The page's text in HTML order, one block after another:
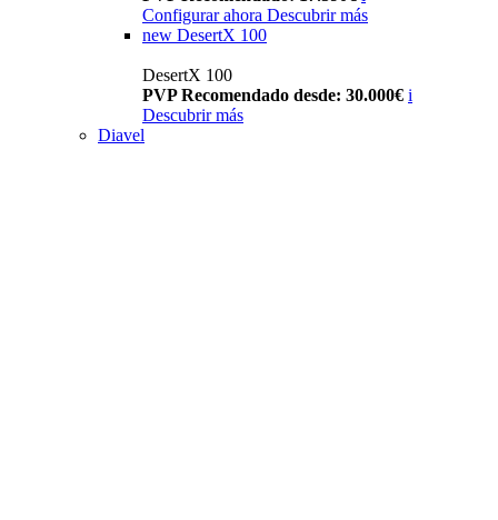
Configurar ahora Descubrir más
new DesertX 100
DesertX 100
PVP Recomendado desde: 30.000€ i
Descubrir más
Diavel